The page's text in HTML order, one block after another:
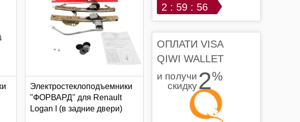
Электростеклоподъемники
"ФОРВАРД" для Renault
Logan I (в задние двери)
2 : 59 : 55
ОПЛАТИ VISA
QIWI WALLET
и получи
скидку2%